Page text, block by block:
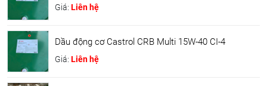
Giá: Liên hệ
Dầu động cơ Castrol CRB Multi 15W-40 CI-4
Giá: Liên hệ